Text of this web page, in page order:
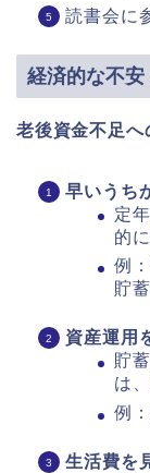
読書会に
経済的な不安
老後資金不足へ
早いうち
定
的
例
貯
資産運用
貯
は
例
生活費を